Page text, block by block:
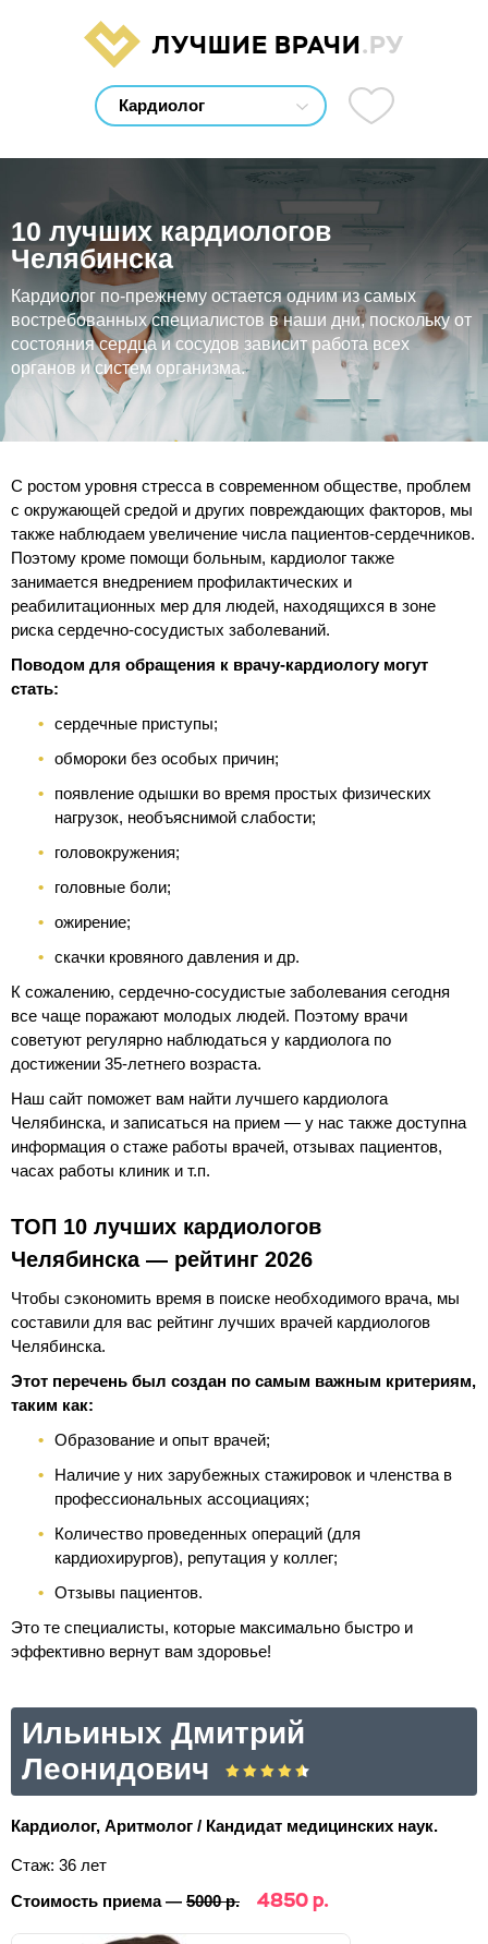
ЛУЧШИЕ ВРАЧИ.РУ
10 лучших кардиологов
Челябинска
Кардиолог по-прежнему остается одним из самых
востребованных специалистов в наши дни, поскольку от
состояния сердца и сосудов зависит работа всех
органов и систем организма.
С ростом уровня стресса в современном обществе, проблем
с окружающей средой и других повреждающих факторов, мы
также наблюдаем увеличение числа пациентов-сердечников.
Поэтому кроме помощи больным, кардиолог также
занимается внедрением профилактических и
реабилитационных мер для людей, находящихся в зоне
риска сердечно-сосудистых заболеваний.
Поводом для обращения к врачу-кардиологу могут
стать:
сердечные приступы;
обмороки без особых причин;
появление одышки во время простых физических
нагрузок, необъяснимой слабости;
головокружения;
головные боли;
ожирение;
скачки кровяного давления и др.
К сожалению, сердечно-сосудистые заболевания сегодня
все чаще поражают молодых людей. Поэтому врачи
советуют регулярно наблюдаться у кардиолога по
достижении 35-летнего возраста.
Наш сайт поможет вам найти лучшего кардиолога
Челябинска, и записаться на прием — у нас также доступна
информация о стаже работы врачей, отзывах пациентов,
часах работы клиник и т.п.
ТОП 10 лучших кардиологов
Челябинска — рейтинг 2026
Чтобы сэкономить время в поиске необходимого врача, мы
составили для вас рейтинг лучших врачей кардиологов
Челябинска.
Этот перечень был создан по самым важным критериям,
таким как:
Образование и опыт врачей;
Наличие у них зарубежных стажировок и членства в
профессиональных ассоциациях;
Количество проведенных операций (для
кардиохирургов), репутация у коллег;
Отзывы пациентов.
Это те специалисты, которые максимально быстро и
эффективно вернут вам здоровье!
Ильиных Дмитрий
Леонидович
Кардиолог, Аритмолог / Кандидат медицинских наук.
Стаж: 36 лет
Стоимость приема — 5000 р. 4850 р.